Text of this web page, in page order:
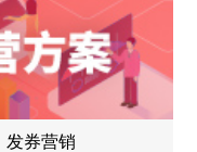
发券营销